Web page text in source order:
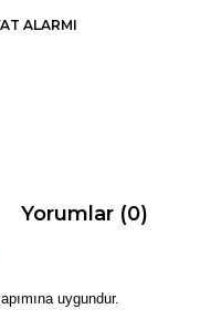
ALARMI
Yorumlar (0)
uygundur.